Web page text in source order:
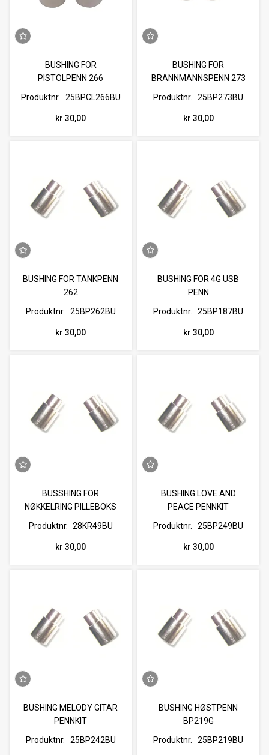
BUSHING FOR
PISTOLPENN 266
Produktnr.
25BPCL266BU
kr 30,00
BUSHING FOR
BRANNMANNSPENN 273
Produktnr.
25BP273BU
kr 30,00
BUSHING FOR TANKPENN
262
Produktnr.
25BP262BU
kr 30,00
BUSHING FOR 4G USB
PENN
Produktnr.
25BP187BU
kr 30,00
BUSSHING FOR
NØKKELRING PILLEBOKS
Produktnr.
28KR49BU
kr 30,00
BUSHING LOVE AND
PEACE PENNKIT
Produktnr.
25BP249BU
kr 30,00
BUSHING MELODY GITAR
PENNKIT
Produktnr.
25BP242BU
BUSHING HØSTPENN
BP219G
Produktnr.
25BP219BU